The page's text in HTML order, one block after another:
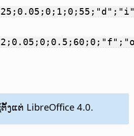
ງແຕ່ LibreOffice 4.0.